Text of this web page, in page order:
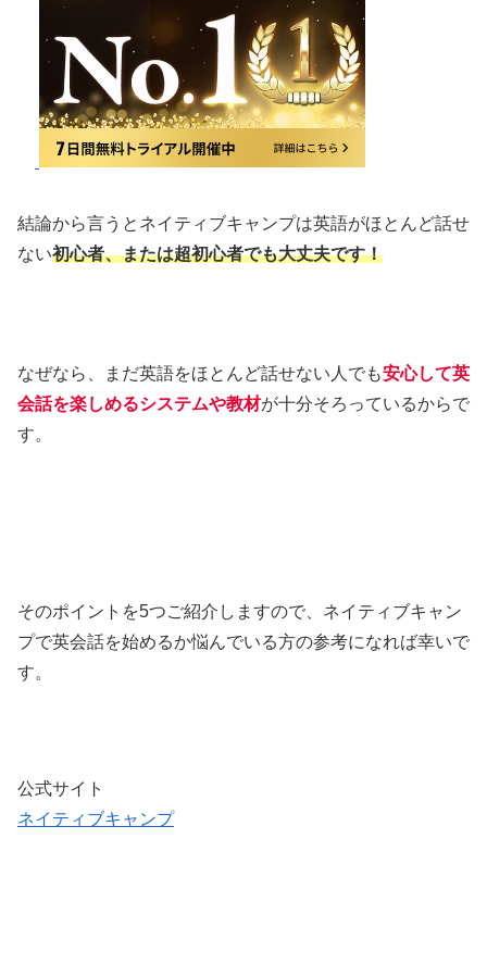
結論から言うとネイティブキャンプは英語がほとんど話せ
ない初心者、または超初心者でも大丈夫です！
なぜなら、まだ英語をほとんど話せない人でも安心して英
会話を楽しめるシステムや教材が十分そろっているからで
す。
そのポイントを5つご紹介しますので、ネイティブキャン
プで英会話を始めるか悩んでいる方の参考になれば幸いで
す。
公式サイト
ネイティブキャンプ